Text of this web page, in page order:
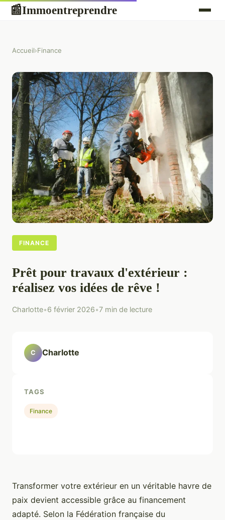
📰Immoentreprendre
Accueil›Finance
FINANCE
Prêt pour travaux d'extérieur :
réalisez vos idées de rêve !
Charlotte•6 février 2026•7 min de lecture
Transformer votre extérieur en un véritable havre de
paix devient accessible grâce au financement
adapté. Selon la Fédération française du
C Charlotte
TAGS
Finance